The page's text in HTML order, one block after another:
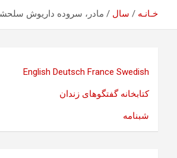
خـانـه سال مادر، سروده داریوش
English Deutsch France Swedish
کتابخانه گفتگوهای زندان
شبنامه